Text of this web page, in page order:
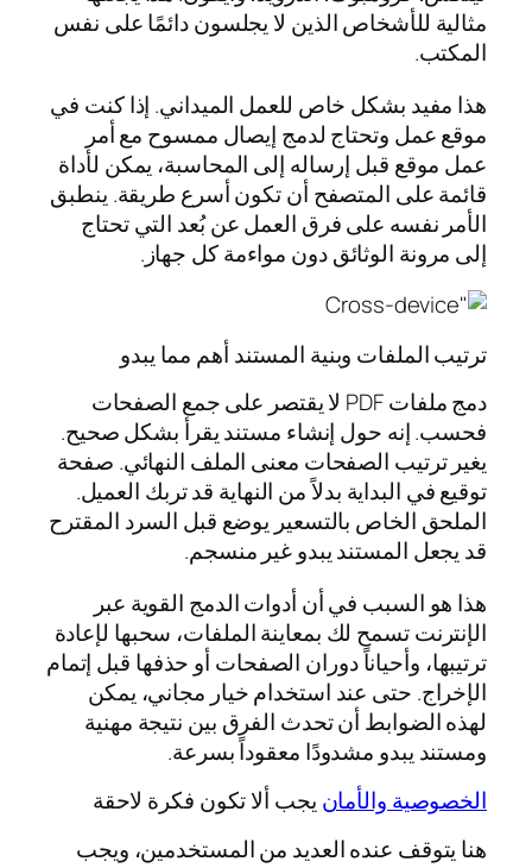
مثالية للأشخاص الذين لا يجلسون دائمًا على نفس
المكتب.
هذا مفيد بشكل خاص للعمل الميداني. إذا كنت في
موقع عمل وتحتاج لدمج إيصال ممسوح مع أمر
عمل موقع قبل إرساله إلى المحاسبة، يمكن لأداة
قائمة على المتصفح أن تكون أسرع طريقة. ينطبق
الأمر نفسه على فرق العمل عن بُعد التي تحتاج
إلى مرونة الوثائق دون مواءمة كل جهاز.
ترتيب الملفات وبنية المستند أهم مما يبدو
دمج ملفات PDF لا يقتصر على جمع الصفحات
فحسب. إنه حول إنشاء مستند يقرأ بشكل صحيح.
يغير ترتيب الصفحات معنى الملف النهائي. صفحة
توقيع في البداية بدلاً من النهاية قد تربك العميل.
الملحق الخاص بالتسعير يوضع قبل السرد المقترح
قد يجعل المستند يبدو غير منسجم.
هذا هو السبب في أن أدوات الدمج القوية عبر
الإنترنت تسمح لك بمعاينة الملفات، سحبها لإعادة
ترتيبها، وأحياناً دوران الصفحات أو حذفها قبل إتمام
الإخراج. حتى عند استخدام خيار مجاني، يمكن
لهذه الضوابط أن تحدث الفرق بين نتيجة مهنية
ومستند يبدو مشدودًا معقوداً بسرعة.
الخصوصية والأمان يجب ألا تكون فكرة لاحقة
هنا يتوقف عنده العديد من المستخدمين، ويجب